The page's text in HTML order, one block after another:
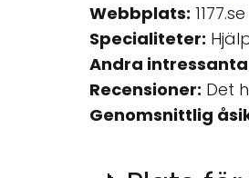
Webbplats: 1177.se
Specialiteter:
Andra
Recensioner: Det
Genomsnittlig